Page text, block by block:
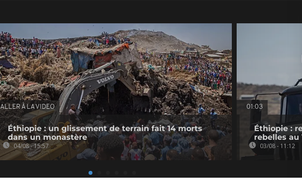
ALLER À LA VIDEO
Éthiopie : un glissement de terrain fait 14 morts
dans un monastère
04/08 - 15:57
01:03
Éthiopie :
rebelles au
03/08 - 11:12